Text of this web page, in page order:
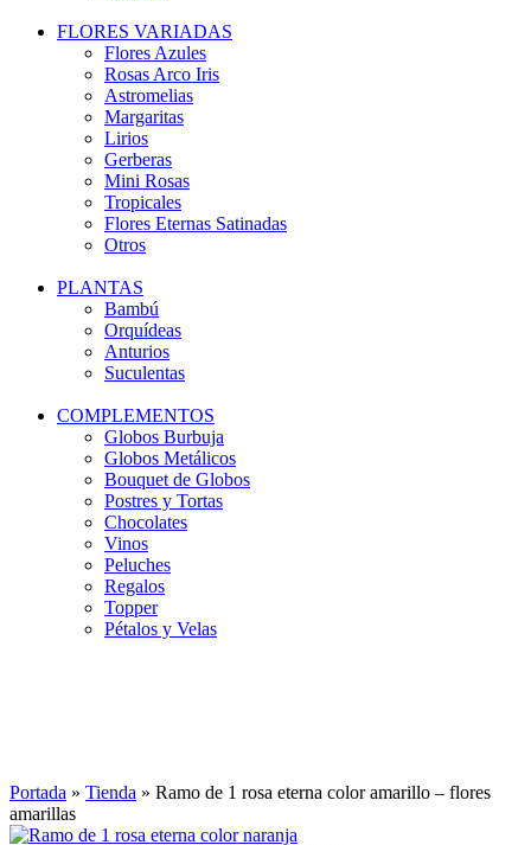
FLORES VARIADAS
Flores Azules
Rosas Arco Iris
Astromelias
Margaritas
Lirios
Gerberas
Mini Rosas
Tropicales
Flores Eternas Satinadas
Otros
PLANTAS
Bambú
Orquídeas
Anturios
Suculentas
COMPLEMENTOS
Globos Burbuja
Globos Metálicos
Bouquet de Globos
Postres y Tortas
Chocolates
Vinos
Peluches
Regalos
Topper
Pétalos y Velas
Portada » Tienda » Ramo de 1 rosa eterna color amarillo – flores
amarillas